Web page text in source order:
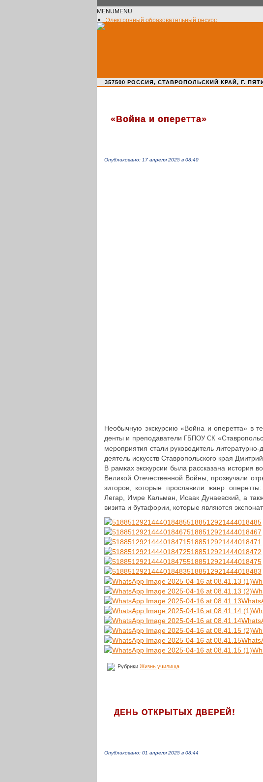
MENUMENU
Электронный образовательный ресурс
357500 РОССИЯ, СТАВРОПОЛЬСКИЙ КРАЙ, Г.
«Война и оперетта»
Опубликовано: 17 апреля 2025 в 08:40
Необыч­ную экс­кур­сию «Война и опе­рет­та» в
ден­ты и пре­по­да­ва­те­ли ГБПОУ СК
меро­при­я­тия стали руко­во­ди­тель
деятель искусств Став­ро­поль­ско­го края
В рамках экс­кур­сии была рас­ска­за­на история
Великой Оте­че­ствен­ной Войны, про­зву­ча­ли
зи­то­ров, которые про­сла­ви­ли жанр
Легар, Имре Кальман, Исаак Дуна­ев­ский, а
ви­зи­та и бута­фо­рии, которые явля­ют­ся
5188512921444018485
5188512921444018467
5188512921444018471
5188512921444018472
5188512921444018475
5188512921444018483
Рубрики Жизнь училища
ДЕНЬ ОТКРЫТЫХ ДВЕРЕЙ!
Опубликовано: 01 апреля 2025 в 08:44